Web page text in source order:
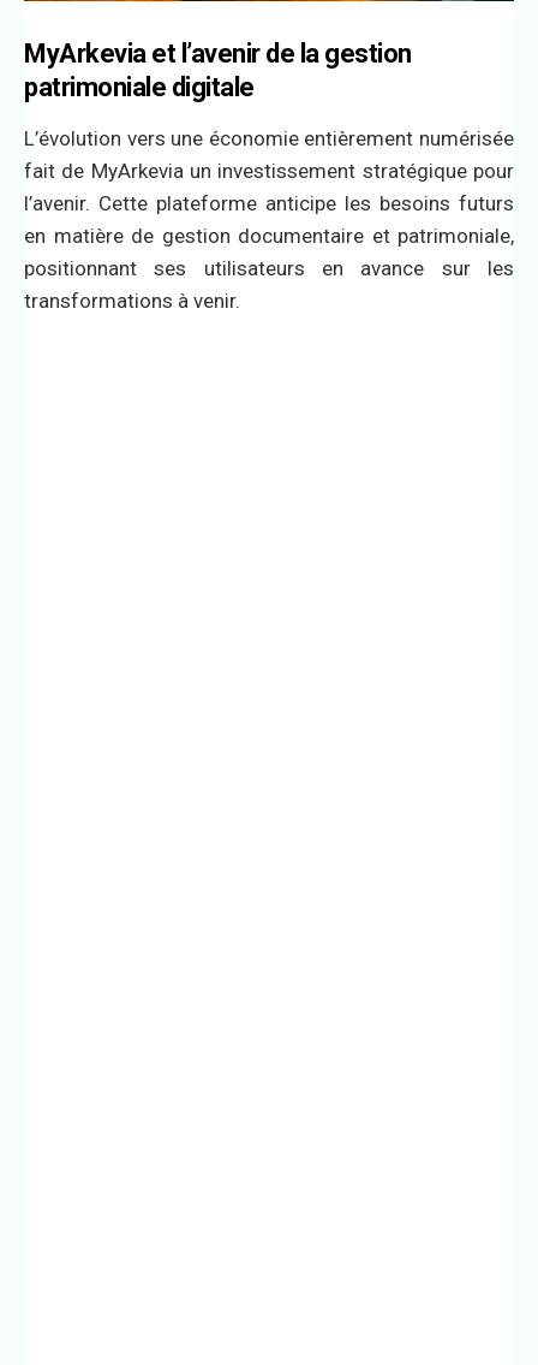
MyArkevia et l’avenir de la gestion
patrimoniale digitale
L’évolution vers une économie entièrement numérisée
fait de MyArkevia un investissement stratégique pour
l’avenir. Cette plateforme anticipe les besoins futurs
en matière de gestion documentaire et patrimoniale,
positionnant ses utilisateurs en avance sur les
transformations à venir.